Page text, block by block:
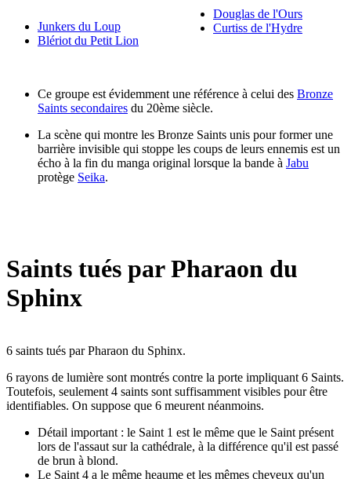
Junkers du Loup
Blériot du Petit Lion
Douglas de l'Ours
Curtiss de l'Hydre
Ce groupe est évidemment une référence à celui des Bronze
Saints secondaires du 20ème siècle.
La scène qui montre les Bronze Saints unis pour former une
barrière invisible qui stoppe les coups de leurs ennemis est un
écho à la fin du manga original lorsque la bande à Jabu
protège Seika.
Saints tués par Pharaon du
Sphinx
6 saints tués par Pharaon du Sphinx.
6 rayons de lumière sont montrés contre la porte impliquant 6 Saints.
Toutefois, seulement 4 saints sont suffisamment visibles pour être
identifiables. On suppose que 6 meurent néanmoins.
Détail important : le Saint 1 est le même que le Saint présent
lors de l'assaut sur la cathédrale, à la différence qu'il est passé
de brun à blond.
Le Saint 4 a le même heaume et les mêmes cheveux qu'un